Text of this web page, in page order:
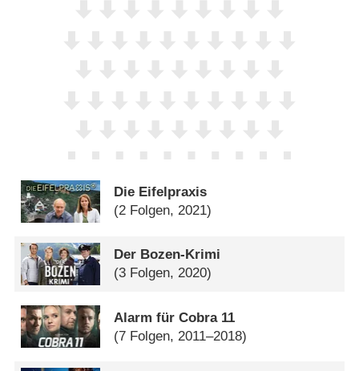
Die Eifelpraxis
(2 Folgen, 2021)
Der Bozen-Krimi
(3 Folgen, 2020)
Alarm für Cobra 11
(7 Folgen, 2011–2018)